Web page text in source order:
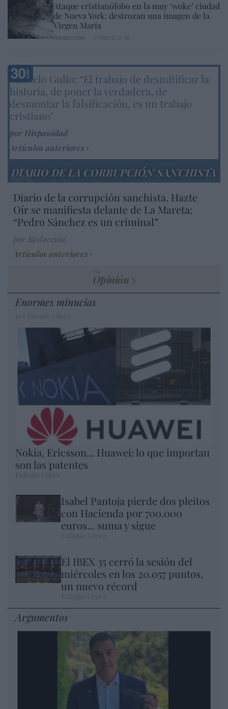
Ataque cristianófobo en la muy ‘woke’ ciudad
de Nueva York: destrozan una imagen de la
Virgen María
Marcelo Gullo: “El trabajo de desmitificar la
historia, de poner la verdadera, de
desmontar la falsificación, es un trabajo
cristiano"
por Hispanidad
Artículos anteriores
DIARIO DE LA CORRUPCIÓN SANCHISTA
Diario de la corrupción sanchista. Hazte
Oír se manifiesta delante de La Mareta:
“Pedro Sánchez es un criminal”
Artículos anteriores
Opinión
Enormes minucias
Nokia, Ericsson... Huawei: lo que importan
son las patentes
Isabel Pantoja pierde dos pleitos
con Hacienda por 700.000
euros... suma y sigue
El IBEX 35 cerró la sesión del
miércoles en los 20.057 puntos,
un nuevo récord
Argumentos